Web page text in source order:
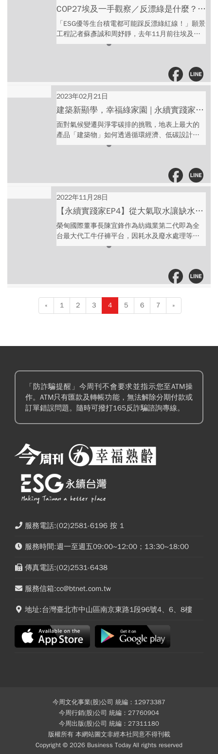
「氣候損失與損害」專款基金，讓碳排少卻深受
其害的窮國，可收到氣候正義賠償！ 台灣也於
2023年初立院三讀通過《氣候變遷因應法》，將
2050淨零排放目標入法，並正式啟動碳費徵收機
制。不論藍綠執政，都需往此方向前進。 「除政
籲，台灣雖然生活十分便利，但有時也因這些便
利無形增加了碳排放，例如：24小時便利商店、
平價的電費。「因為電費便宜，所以大家都不太
留意使用量。」羅國俊建議，大家應從生活轉型
開始，改變生活習慣，減少自身的碳排放。 主持
人｜今周刊研發長 王之杰 與談人｜願景工程基金
會執行長 羅國俊 - ESG永續台灣 碳金新時代
https://esg.businesstoday.com.tw/2023/netzero/
COP27埃及一手觀察／反漂綠是什麼？
ESG優等生台積電都可能踩紅線！全球都
在瘋永續，不要只是急著買碳權、做形象
廣告｜永續實踐家 EP6
「ESG優等生台積電都可能踩反漂綠紅線！」願景
工程記者蘇彥誠和周妤靜，去年11月前往埃及參
加COP27聯合國氣候變遷大會。峰會第一周即公
影響的開發中國家，也把握此次在非洲舉行的峰
會，團結起來向富裕國家爭取損失與損害金援，
終於在COP27實現氣候正義里程碑。 COP27論壇
的三大進展： 1. 氣候正義：首次通過決議，成立
損失與損害基金。 2. 全球甲烷承諾：增加50國簽
屬，一同將全球甲烷排放控制在30%內。 3. 國際
碳市場：定義雙軌制碳市場，若企業跨國購買碳
新時代
https://esg.businesstoday.com.tw/2023/netzero/
-- Hosting provided by SoundOn
2023年02月21日
建築新顯學，幸福綠家園 | 永續實踐家
EP5
面對氣候變遷與淨零碳排的挑戰，地表上最大的
產品「建築物」如何透過循環經濟、低碳設計與
智慧管理蛻變成綠色家園？ 營建業永續模範生
冠德建設總經理 張勝安、根基營造總經理 陳俊明
以上節目由今周刊與根基營造聯合製播 -- Hosting
provided by SoundOn
2022年11月28日
【永續實踐家EP4】從大氣取水讓缺水問
題不在？抵擋空氣汙染的空氣管家？秉持
修復地球的使命感，榮甸國際如何引入以
色列顛覆世界的發明？
榮甸國際董事長陳宜鋒作為紡織業第二代即為全
台最大代工牛仔褲平台，因耗水及廢水處理等問
題長期關注水資源議題，因緣際會了解到以色列
永續發展目標SDGs，在董事長積極推動之下，今
盛會「全球企業永續論壇」（GCSF）! 讓我們一
起搶先收聽榮甸國際如何將永續地球的願景化身
« 1 2 3 4 5 6 7 »
「防詐騙提醒」今周刊不會要求並指示您至ATM操
作。ATM只有匯款及轉帳功能，無法解除分期付款或
訂單錯誤問題。隨時可撥打165反詐騙諮詢專線。
服務電話:(02)2581-6196 按 1
服務時間:週一至週五09:00~12:00；13:30~18:00
傳真電話:(02)2531-6438
服務信箱:cc@btnet.com.tw
地址:台灣臺北市中山區南京東路1段96號4、6、8樓
今周文化事業(股)公司 統編：12973387
今周行銷(股)公司 統編：27760904
今周出版(股)公司 統編：27311180
版權所有 本網站圖文非經本社同意不得刊載
Copyright © 2026 Business Today All rights reserved